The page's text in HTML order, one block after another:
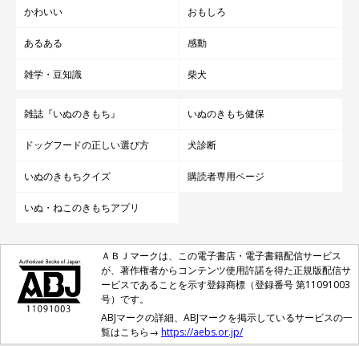
かわいい おもしろ
あるある 感動
雑学・豆知識 柴犬
雑誌『いぬのきもち』 いぬのきもち健保
ドッグフードの正しい選び方 犬診断
いぬのきもちクイズ 購読者専用ページ
いぬ・ねこのきもちアプリ
ＡＢＪマークは、この電子書店・電子書籍配信サービス
が、著作権者からコンテンツ使用許諾を得た正規版配信サ
ービスであることを示す登録商標（登録番号 第11091003
号）です。
ABJマークの詳細、ABJマークを掲示しているサービスの一
覧はこちら→ https://aebs.or.jp/